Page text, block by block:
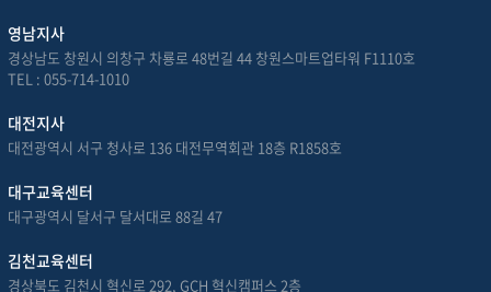
영남지사
경상남도 창원시 의창구 차룡로 48번길 44 창원스마트업타워 F1110호
TEL : 055-714-1010
대전지사
대전광역시 서구 청사로 136 대전무역회관 18층 R1858호
대구교육센터
대구광역시 달서구 달서대로 88길 47
김천교육센터
경상북도 김천시 혁신로 292, GCH 혁신캠퍼스 2층